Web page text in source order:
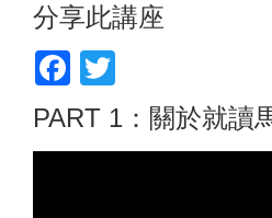
分享此講座
Facebook
PART 1：關於就讀